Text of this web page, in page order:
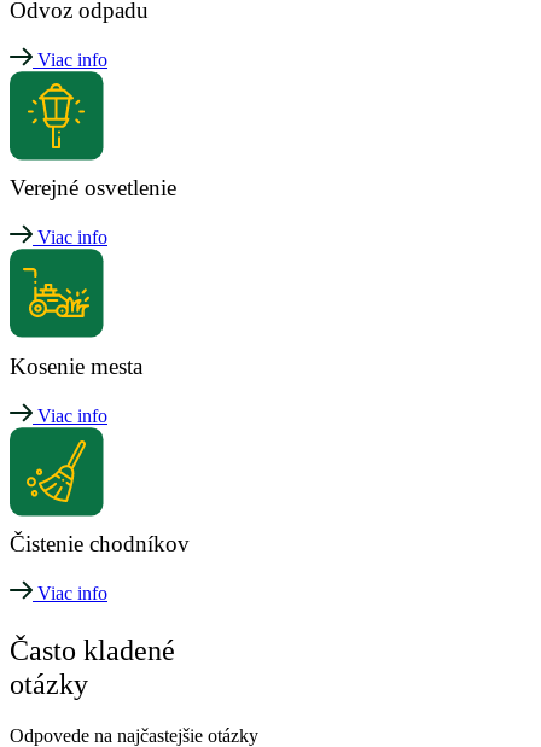
Odvoz odpadu
Viac info
Verejné osvetlenie
Viac info
Kosenie mesta
Viac info
Čistenie chodníkov
Viac info
Často kladené
otázky
Odpovede na najčastejšie otázky